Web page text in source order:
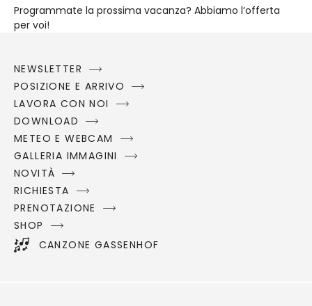
Programmate la prossima vacanza? Abbiamo l’offerta
per voi!
NEWSLETTER
POSIZIONE E ARRIVO
LAVORA CON NOI
DOWNLOAD
METEO E WEBCAM
GALLERIA IMMAGINI
NOVITÀ
RICHIESTA
PRENOTAZIONE
SHOP
CANZONE GASSENHOF